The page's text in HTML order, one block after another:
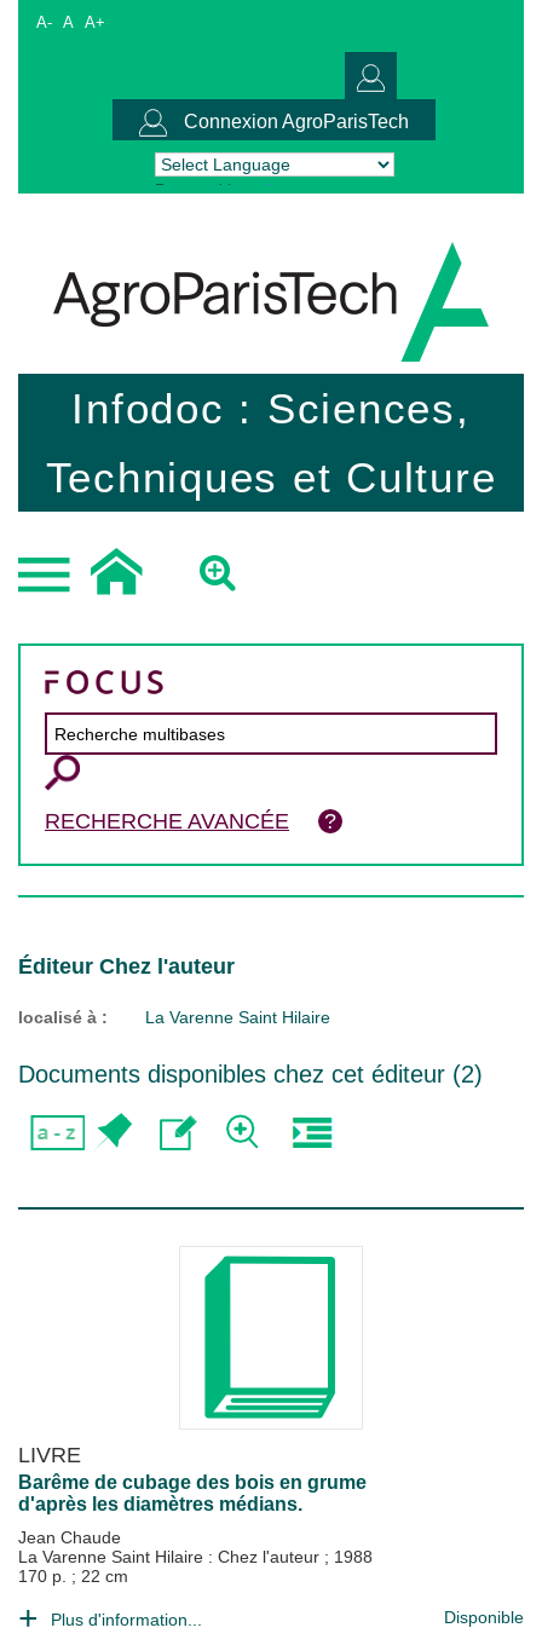
A- A A+
Connexion AgroParisTech
Powered by Translate
Infodoc : Sciences,
Techniques et Culture
RECHERCHE AVANCÉE
Éditeur Chez l'auteur
localisé à : La Varenne Saint Hilaire
Documents disponibles chez cet éditeur (2)
LIVRE
Barême de cubage des bois en grume
d'après les diamètres médians.
Jean Chaude
La Varenne Saint Hilaire : Chez l'auteur ; 1988
170 p. ; 22 cm
Plus d'information... Disponible